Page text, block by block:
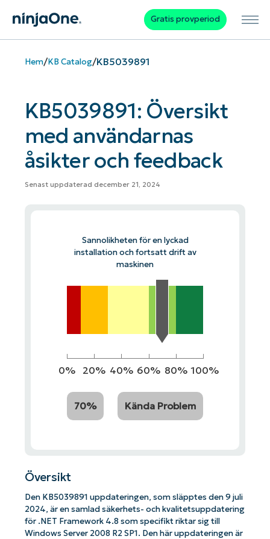
Gratis provperiod
Hem/KB Catalog/KB5039891
KB5039891: Översikt
med användarnas
åsikter och feedback
Senast uppdaterad december 21, 2024
Sannolikheten för en lyckad
installation och fortsatt drift av
maskinen
0% 20% 40% 60% 80% 100%
70% Kända Problem
Översikt
Den KB5039891 uppdateringen, som släpptes den 9 juli
2024, är en samlad säkerhets- och kvalitetsuppdatering
för .NET Framework 4.8 som specifikt riktar sig till
Windows Server 2008 R2 SP1. Den här uppdateringen är